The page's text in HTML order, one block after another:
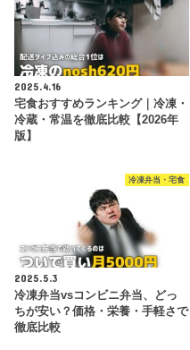
2025.4.16
宅食おすすめランキング｜冷凍・
冷蔵・常温を徹底比較【2026年
版】
冷凍弁当・宅食
2025.5.3
冷凍弁当vsコンビニ弁当、どっ
ちが安い？価格・栄養・手軽さで
徹底比較